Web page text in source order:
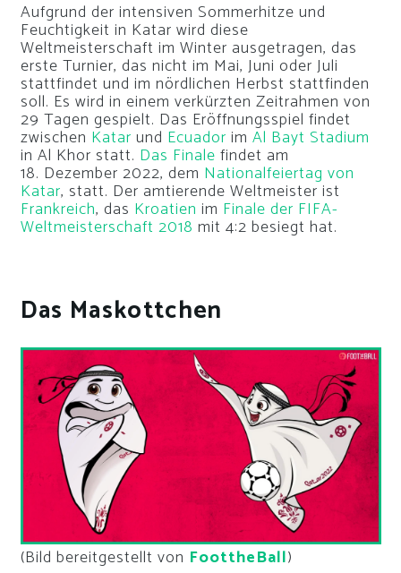
Aufgrund der intensiven Sommerhitze und
Feuchtigkeit in Katar wird diese
Weltmeisterschaft im Winter ausgetragen, das
erste Turnier, das nicht im Mai, Juni oder Juli
stattfindet und im nördlichen Herbst stattfinden
soll. Es wird in einem verkürzten Zeitrahmen von
29 Tagen gespielt. Das Eröffnungsspiel findet
zwischen Katar und Ecuador im Al Bayt Stadium
in Al Khor statt. Das Finale findet am
18. Dezember 2022, dem Nationalfeiertag von
Katar, statt. Der amtierende Weltmeister ist
Frankreich, das Kroatien im Finale der FIFA-
Weltmeisterschaft 2018 mit 4:2 besiegt hat.
Das Maskottchen
(Bild bereitgestellt von FoottheBall)